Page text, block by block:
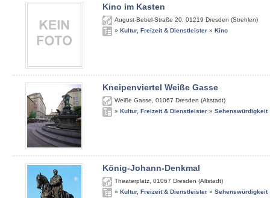
Kino im Kasten
August-Bebel-Straße 20 01219 Dresden (Strehlen)
» Kultur, Freizeit & Dienstleister » Kino
Kneipenviertel Weiße Gasse
Weiße Gasse 01067 Dresden (Altstadt)
» Kultur, Freizeit & Dienstleister » Sehenswürdigkeit
König-Johann-Denkmal
Theaterplatz 01067 Dresden (Altstadt)
» Kultur, Freizeit & Dienstleister » Sehenswürdigkeit